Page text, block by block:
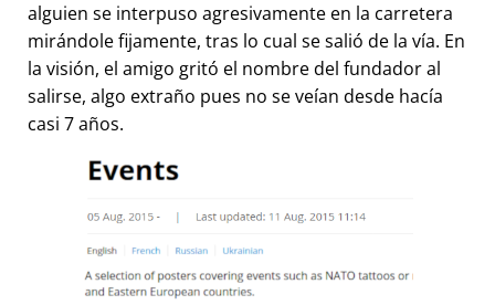
alguien se interpuso agresivamente en la carretera
mirándole fijamente, tras lo cual se salió de la vía. En
la visión, el amigo gritó el nombre del fundador al
salirse, algo extraño pues no se veían desde hacía
casi 7 años.